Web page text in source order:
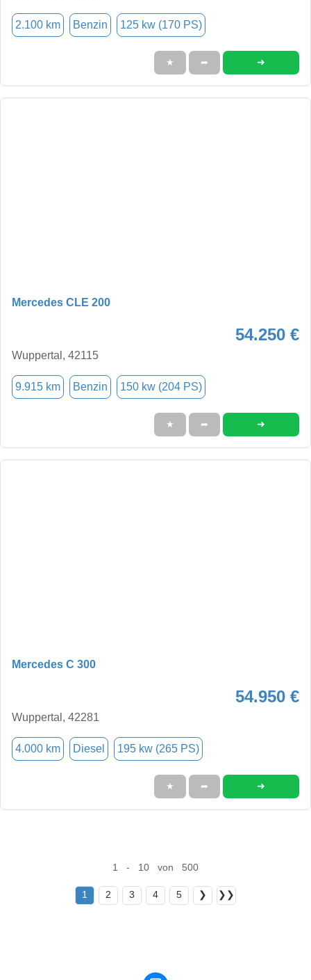
2.100 km Benzin 125 kw (170 PS)
★ ➦ ➜
Mercedes CLE 200
54.250 €
Wuppertal, 42115
9.915 km Benzin 150 kw (204 PS)
★ ➦ ➜
Mercedes C 300
54.950 €
Wuppertal, 42281
4.000 km Diesel 195 kw (265 PS)
★ ➦ ➜
1 - 10 von 500
1 2 3 4 5 ❯ ❯❯